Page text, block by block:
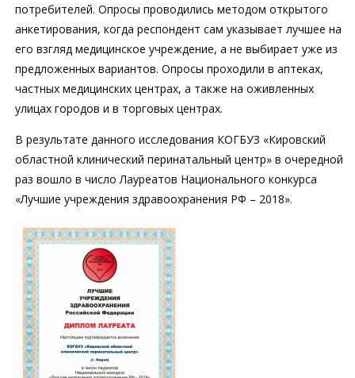
потребителей. Опросы проводились методом открытого
анкетирования, когда респондент сам указывает лучшее на
его взгляд медицинское учреждение, а не выбирает уже из
предложенных вариантов. Опросы проходили в аптеках,
частных медицинских центрах, а также на оживленных
улицах городов и в торговых центрах.
В результате данного исследования КОГБУЗ «Кировский
областной клинический перинатальный центр» в очередной
раз вошло в число Лауреатов Национального конкурса
«Лучшие учреждения здравоохранения РФ – 2018».